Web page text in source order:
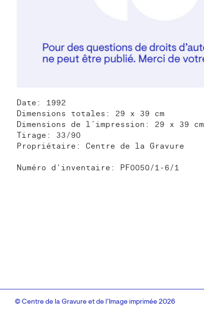
Date: 1992
Dimensions totales: 29 x 39 cm
Dimensions de l’impression: 29 x 39 cm
Tirage: 33/90
Propriétaire: Centre de la Gravure
Numéro d'inventaire: PF0050/1-6/1
© Centre de la Gravure et de l’Image imprimée 2026